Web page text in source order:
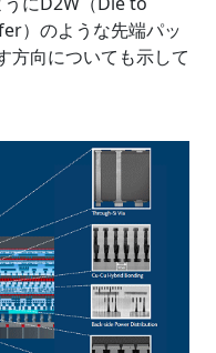
）のような先端パッ
方向についても示して